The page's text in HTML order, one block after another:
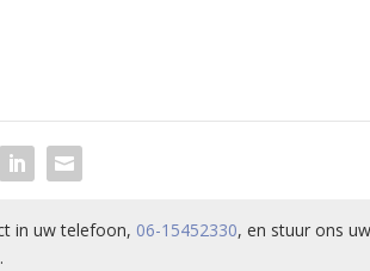
in uw telefoon, 06-15452330, en stuur ons